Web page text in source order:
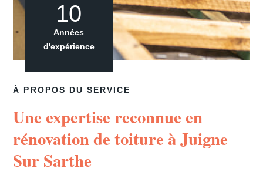
À PROPOS DU SERVICE
Une expertise reconnue en
rénovation de toiture à Juigne
Sur Sarthe
10
Années
d'expérience